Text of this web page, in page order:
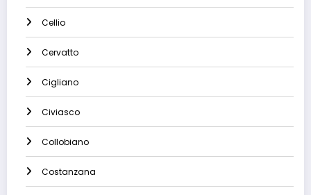
Cellio
Cervatto
Cigliano
Civiasco
Collobiano
Costanzana